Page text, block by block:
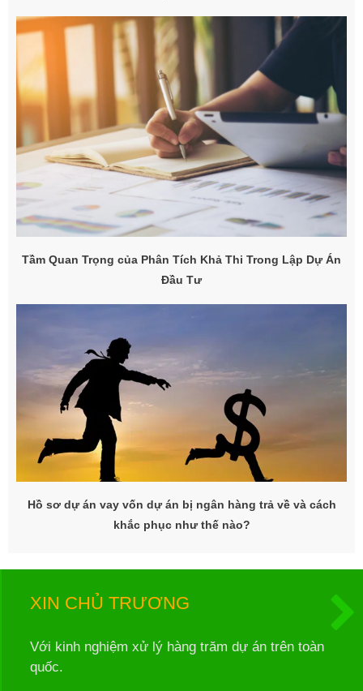
Tầm Quan Trọng của Phân Tích Khả Thi Trong Lập Dự Án
Đầu Tư
Hồ sơ dự án vay vốn dự án bị ngân hàng trả về và cách
khắc phục như thế nào?
XIN CHỦ TRƯƠNG
Với kinh nghiệm xử lý hàng trăm dự án trên toàn
quốc.